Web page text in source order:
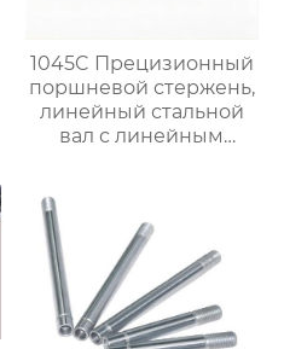
1045C Прецизионный
поршневой стержень,
линейный стальной
вал с линейным
полый вал $900/ton